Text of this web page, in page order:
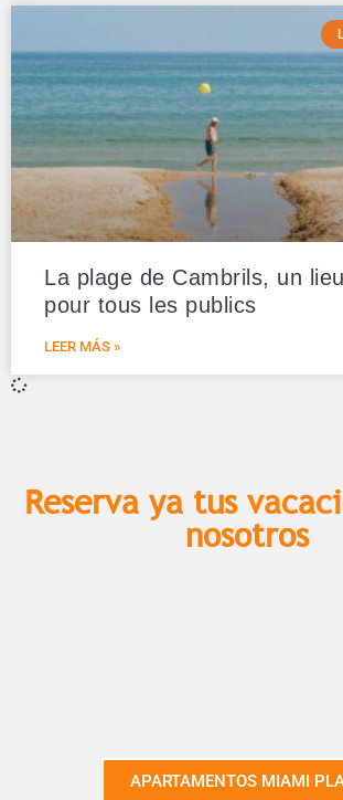
La plage de Cambrils, un
pour tous les publics
LEER MÁS »
Reserva ya tus
nosotros​
APARTAMENTOS MIAMI